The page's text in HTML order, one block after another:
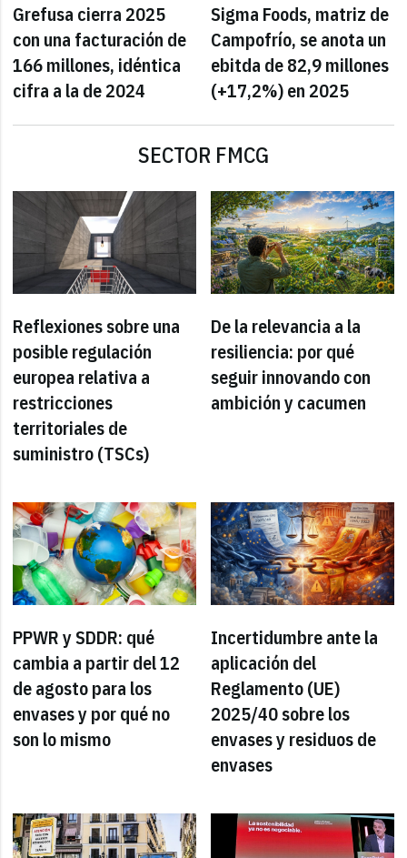
Grefusa cierra 2025
con una facturación de
166 millones, idéntica
cifra a la de 2024
Sigma Foods, matriz de
Campofrío, se anota un
ebitda de 82,9 millones
(+17,2%) en 2025
SECTOR FMCG
Reflexiones sobre una
posible regulación
europea relativa a
restricciones
territoriales de
suministro (TSCs)
De la relevancia a la
resiliencia: por qué
seguir innovando con
ambición y cacumen
PPWR y SDDR: qué
cambia a partir del 12
de agosto para los
envases y por qué no
son lo mismo
Incertidumbre ante la
aplicación del
Reglamento (UE)
2025/40 sobre los
envases y residuos de
envases